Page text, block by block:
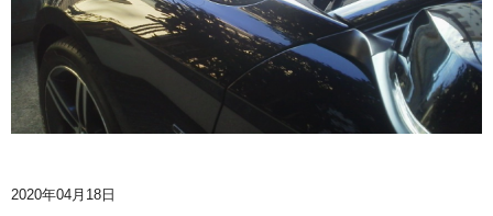
2020年04月18日